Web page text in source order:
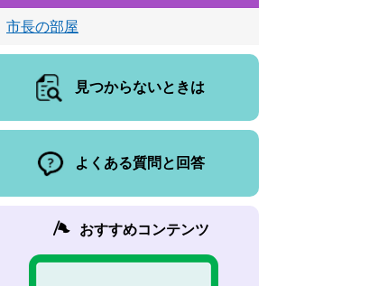
市長の部屋
見つからないときは
よくある質問と回答
おすすめコンテンツ